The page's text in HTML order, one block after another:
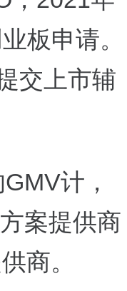
板申请。
交上市辅
计，
案提供商
商。